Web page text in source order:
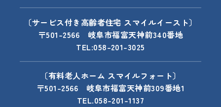
〔サービス付き高齢者住宅 スマイルイースト〕
〒501-2566 岐阜市福富天神前340番地
TEL:058-201-3025
〔有料老人ホーム スマイルフォート〕
〒501-2566 岐阜市福富天神前309番地1
TEL.058-201-1137